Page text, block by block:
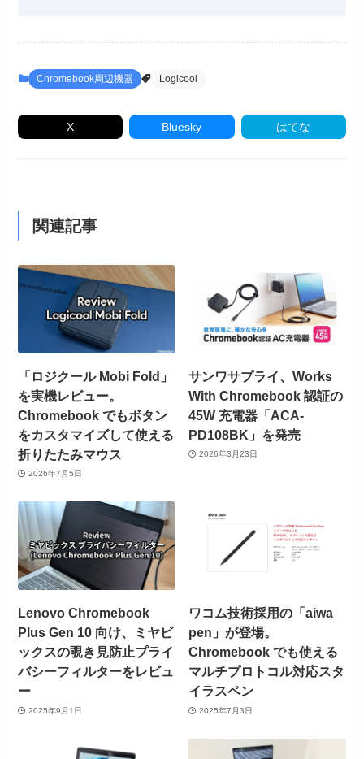
Chromebook周辺機器 Logicool
X Bluesky はてな
関連記事
「ロジクール Mobi Fold」
を実機レビュー。
Chromebook でもボタン
をカスタマイズして使える
折りたたみマウス
2026年7月5日
サンワサプライ、Works
With Chromebook 認証の
45W 充電器「ACA-
PD108BK」を発売
2026年3月23日
Lenovo Chromebook
Plus Gen 10 向け、ミヤビ
ックスの覗き見防止プライ
バシーフィルターをレビュ
ー
2025年9月1日
ワコム技術採用の「aiwa
pen」が登場。
Chromebook でも使える
マルチプロトコル対応スタ
イラスペン
2025年7月3日